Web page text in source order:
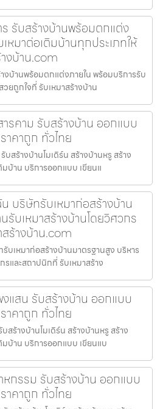
รับสร้างบ้านพร้อมตกแต่ง
หมาต่อเติมบ้านทุกประเภทให้
งบ้าน.com
งบ้านพร้อมตกแต่งภายใน พร้อมบริการรับ
ยถูกใจที่ รับเหมาสร้างบ้าน
รคาม รับสร้างบ้าน ออกแบบ
าคาถูก ทั่วไทย
บสร้างบ้านโมเดิร์น สร้างบ้านหรู สร้าง
มบ้าน บริการออกแบบ เขียนแ
บริษัทรับเหมาก่อสร้างบ้าน
รับเหมาสร้างบ้านโดยวิศวกร
ร้างบ้าน.com
บเหมาก่อสร้างบ้านมาตรฐานสูง บริหาร
รและสถาปนิกที่ รับเหมาสร้าง
งแสน รับสร้างบ้าน ออกแบบ
าคาถูก ทั่วไทย
สร้างบ้านโมเดิร์น สร้างบ้านหรู สร้าง
มบ้าน บริการออกแบบ เขียนแบ
กรรม รับสร้างบ้าน ออกแบบ
าคาถูก ทั่วไทย